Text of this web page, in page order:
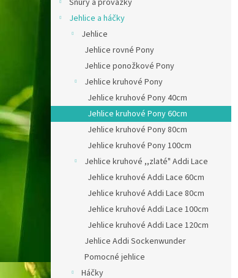
Šňůry a provázky
Jehlice a háčky
Jehlice
Jehlice rovné Pony
Jehlice ponožkové Pony
Jehlice kruhové Pony
Jehlice kruhové Pony 40cm
Jehlice kruhové Pony 60cm
Jehlice kruhové Pony 80cm
Jehlice kruhové Pony 100cm
Jehlice kruhové ,,zlaté" Addi Lace
Jehlice kruhové Addi Lace 60cm
Jehlice kruhové Addi Lace 80cm
Jehlice kruhové Addi Lace 100cm
Jehlice kruhové Addi Lace 120cm
Jehlice Addi Sockenwunder
Pomocné jehlice
Háčky